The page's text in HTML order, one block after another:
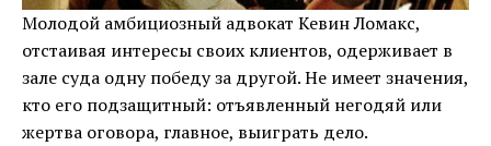
Молодой амбициозный адвокат Кевин Ломакс,
отстаивая интересы своих клиентов, одерживает в
зале суда одну победу за другой. Не имеет значения,
кто его подзащитный: отъявленный негодяй или
жертва оговора, главное, выиграть дело.